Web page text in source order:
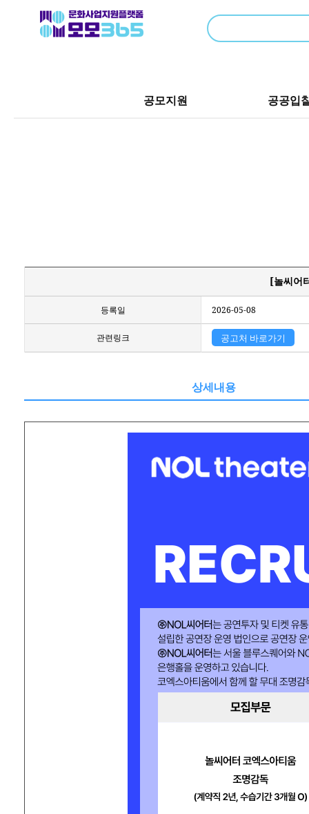
공모지원 공공입
[놀씨어
등록일 2026-05-08
관련링크 공고처 바로가기
상세내용